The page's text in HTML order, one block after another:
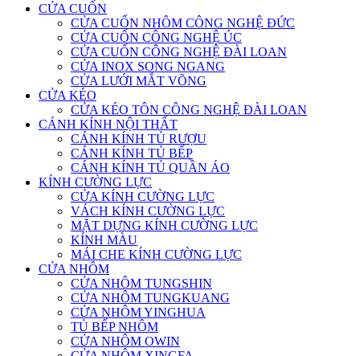
CỬA CUỐN
CỬA CUỐN NHÔM CÔNG NGHỆ ĐỨC
CỬA CUỐN CÔNG NGHỆ ÚC
CỬA CUỐN CÔNG NGHỆ ĐÀI LOAN
CỬA INOX SONG NGANG
CỬA LƯỚI MẮT VÕNG
CỬA KÉO
CỬA KÉO TÔN CÔNG NGHỆ ĐÀI LOAN
CÁNH KÍNH NỘI THẤT
CÁNH KÍNH TỦ RƯỢU
CÁNH KÍNH TỦ BẾP
CÁNH KÍNH TỦ QUẦN ÁO
KÍNH CƯỜNG LỰC
CỬA KÍNH CƯỜNG LỰC
VÁCH KÍNH CƯỜNG LỰC
MẶT DỰNG KÍNH CƯỜNG LỰC
KÍNH MÀU
MÁI CHE KÍNH CƯỜNG LỰC
CỬA NHÔM
CỬA NHÔM TUNGSHIN
CỬA NHÔM TUNGKUANG
CỬA NHÔM YINGHUA
TỦ BẾP NHÔM
CỬA NHÔM OWIN